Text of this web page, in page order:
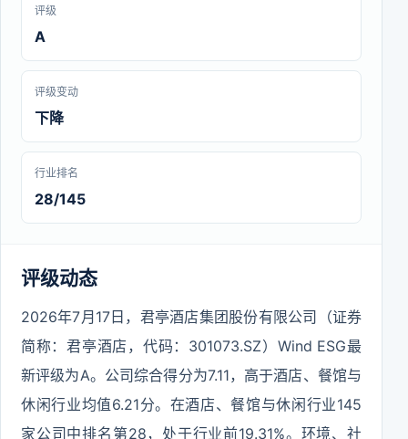
评级
A
评级变动
下降
行业排名
28/145
评级动态
2026年7月17日，君亭酒店集团股份有限公司（证券
简称：君亭酒店，代码：301073.SZ）Wind ESG最
新评级为A。公司综合得分为7.11，高于酒店、餐馆与
休闲行业均值6.21分。在酒店、餐馆与休闲行业145
家公司中排名第28，处于行业前19.31%。环境、社